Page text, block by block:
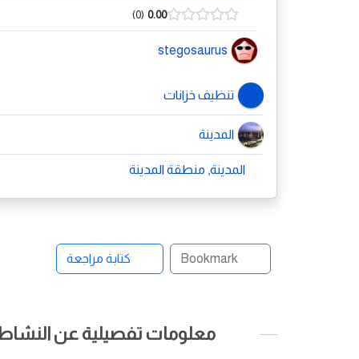
0.00
0
stegosaurus
تنظيف خزانات
المدينة
المدينة, منطقة المدينة
Bookmark كتابة مراجعة
معلومات تفصيلية عن النشاط